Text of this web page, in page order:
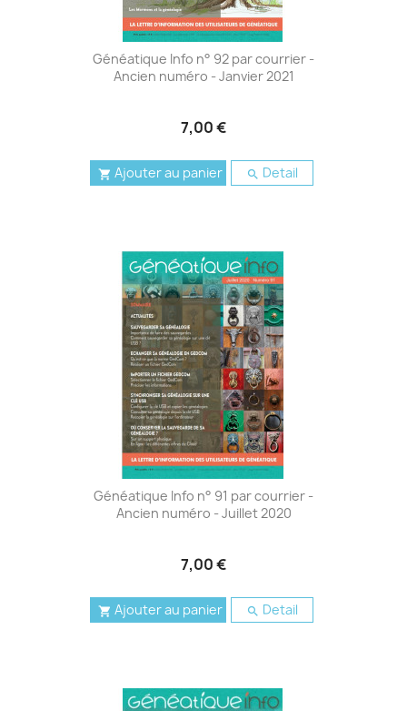
Généatique Info n° 92 par courrier -
Ancien numéro - Janvier 2021
7,00 €
 Ajouter au panier  Detail
Généatique Info n° 91 par courrier -
Ancien numéro - Juillet 2020
7,00 €
 Ajouter au panier  Detail